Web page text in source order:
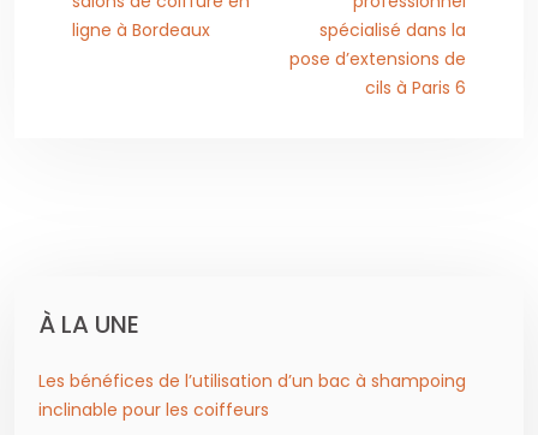
ligne à Bordeaux
spécialisé dans la
pose d’extensions de
cils à Paris 6
À LA UNE
Les bénéfices de l’utilisation d’un bac à shampoing
inclinable pour les coiffeurs